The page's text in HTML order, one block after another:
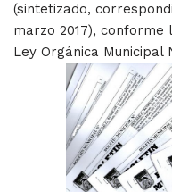
(sintetizado,
marzo 2017),
Ley Orgánica Municipal